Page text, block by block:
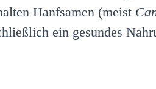
Hanfsamen (meist
ein gesundes